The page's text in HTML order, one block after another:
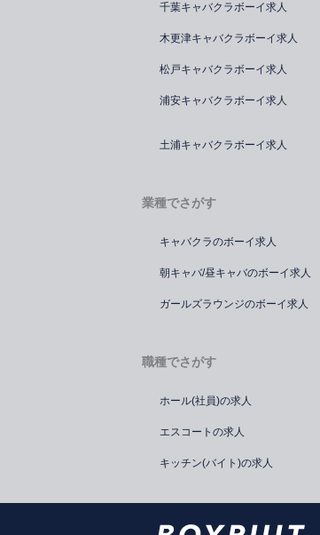
千葉キャバクラボーイ求人
木更津キャバクラボーイ求人
松戸キャバクラボーイ求人
浦安キャバクラボーイ求人
土浦キャバクラボーイ求人
業種でさがす
キャバクラのボーイ求人
朝キャバ/昼キャバのボーイ求人
ガールズラウンジのボーイ求人
職種でさがす
ホール(社員)の求人
エスコートの求人
キッチン(バイト)の求人